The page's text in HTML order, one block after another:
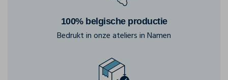
100% belgische productie
Bedrukt in onze ateliers in Namen